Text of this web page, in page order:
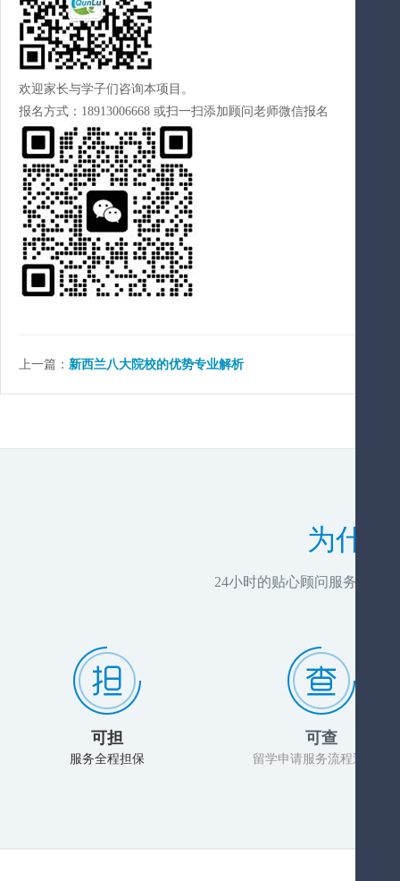
欢迎家长与学子们咨询本项目。
报名方式：18913006668 或扫一扫添加顾问老师微信报名
上一篇： 新西兰八大院校的优势专业解析
为什
24小时的贴心顾问服务，推
可担
服务全程担保
可查
留学申请服务流程透明化